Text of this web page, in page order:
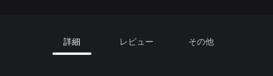
詳細 レビュー その他